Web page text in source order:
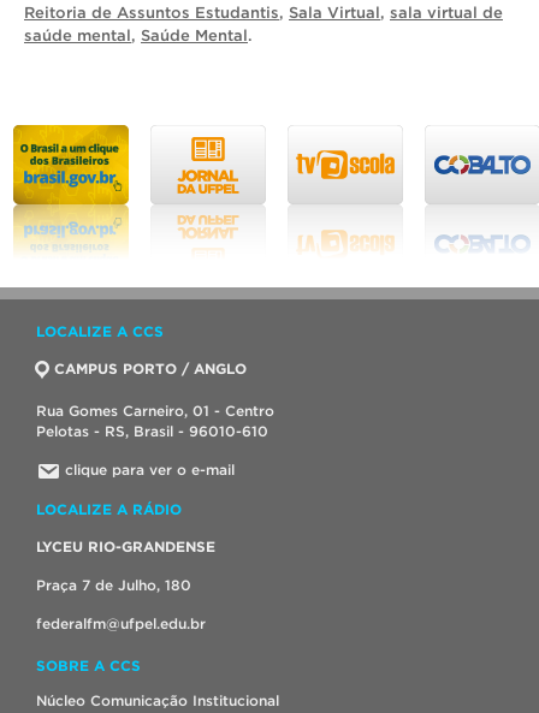
Reitoria de Assuntos Estudantis, Sala Virtual, sala virtual de
saúde mental, Saúde Mental.
LOCALIZE A CCS
CAMPUS PORTO / ANGLO
Rua Gomes Carneiro, 01 - Centro
Pelotas - RS, Brasil - 96010-610
clique para ver o e-mail
LOCALIZE A RÁDIO
LYCEU RIO-GRANDENSE
Praça 7 de Julho, 180
federalfm@ufpel.edu.br
SOBRE A CCS
Núcleo Comunicação Institucional